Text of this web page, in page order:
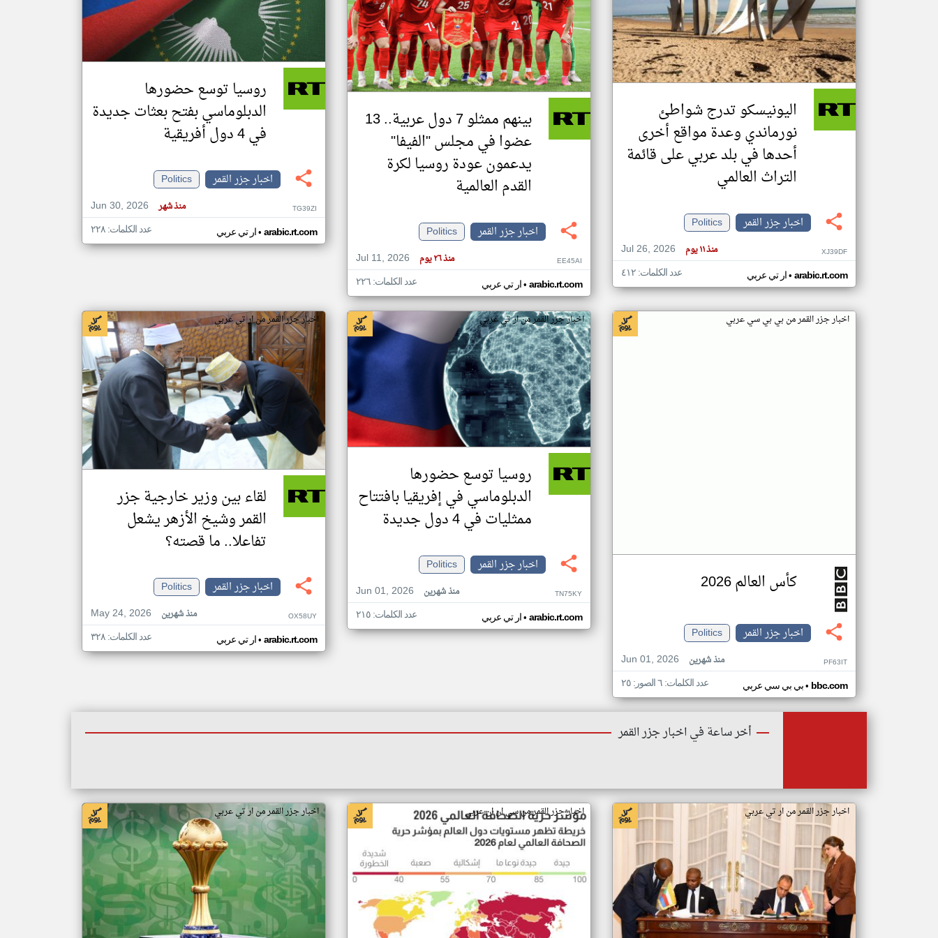
تغيير الدولة
اخبار جزر القمر على مدار الساعة
أهم اخبار جزر القمر العاجلة والمباشرة
اليونيسكو تدرج شواطئ
نورماندي وعدة مواقع أخرى
أحدها في بلد عربي على قائمة
التراث العالمي
اخبار جزر القمر
Politics
Jul 26, 2026
منذ ١١ يوم XJ39DF
ار تي عربي• arabic.rt.com عدد الكلمات: ٤١٢
بينهم ممثلو 7 دول عربية.. 13
عضوا في مجلس "الفيفا"
يدعمون عودة روسيا لكرة
القدم العالمية
اخبار جزر القمر
Politics
Jul 11, 2026
منذ ٢٦ يوم EE45AI
ار تي عربي• arabic.rt.com عدد الكلمات: ٢٢٦
روسيا توسع حضورها
الدبلوماسي بفتح بعثات جديدة
في 4 دول أفريقية
اخبار جزر القمر
Politics
Jun 30, 2026
منذ شهر TG39ZI
ار تي عربي• arabic.rt.com عدد الكلمات: ٢٢٨
اخبار جزر القمر من بي بي سي عربي
كأس العالم 2026
اخبار جزر القمر
Politics
Jun 01, 2026
منذ شهرين PF63IT
بي بي سي عربي• bbc.com عدد الكلمات: ٦ الصور: ٢٥
اخبار جزر القمر من ار تي عربي
روسيا توسع حضورها
الدبلوماسي في إفريقيا بافتتاح
ممثليات في 4 دول جديدة
اخبار جزر القمر
Politics
Jun 01, 2026
منذ شهرين TN75KY
ار تي عربي• arabic.rt.com عدد الكلمات: ٢١٥
اخبار جزر القمر من ار تي عربي
لقاء بين وزير خارجية جزر
القمر وشيخ الأزهر يشعل
تفاعلا.. ما قصته؟
اخبار جزر القمر
Politics
May 24, 2026
منذ شهرين OX58UY
ار تي عربي• arabic.rt.com عدد الكلمات: ٣٢٨
أخر ساعة في اخبار جزر القمر
اخبار جزر القمر من ار تي عربي اخبار جزر القمر من سي ان ان عربي اخبار جزر القمر من ار تي عربي
klyoum.com